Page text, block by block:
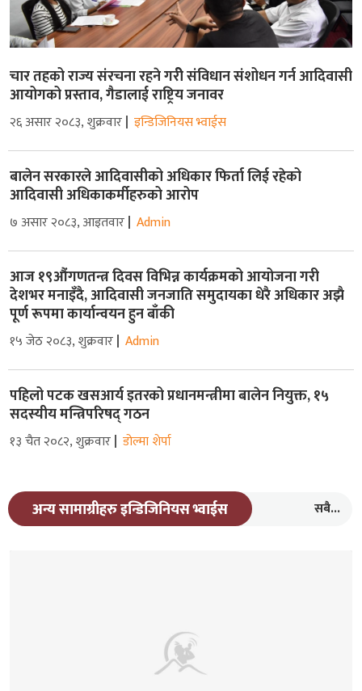
चार तहको राज्य संरचना रहने गरीे संविधान संशोधन गर्न आदिवासी
आयोगको प्रस्ताव, गैडालाई राष्ट्रिय जनावर
२६ असार २०८३, शुक्रवार इन्डिजिनियस भ्वाईस
बालेन सरकारले आदिवासीको अधिकार फिर्ता लिई रहेको
आदिवासी अधिकाकर्मीहरुको आरोप
७ असार २०८३, आइतवार Admin
आज १९औंगणतन्त्र दिवस विभिन्न कार्यक्रमको आयोजना गरी
देशभर मनाइँदै, आदिवासी जनजाति समुदायका धेरै अधिकार अझै
पूर्ण रूपमा कार्यान्वयन हुन बाँकी
१५ जेठ २०८३, शुक्रवार Admin
पहिलो पटक खसआर्य इतरको प्रधानमन्त्रीमा बालेन नियुक्त, १५
सदस्यीय मन्त्रिपरिषद् गठन
१३ चैत २०८२, शुक्रवार डोल्मा शेर्पा
अन्य सामाग्रीहरु इन्डिजिनियस भ्वाईस सबै...